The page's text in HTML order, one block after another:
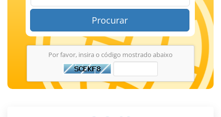
Procurar
Por favor, insira o código mostrado abaixo